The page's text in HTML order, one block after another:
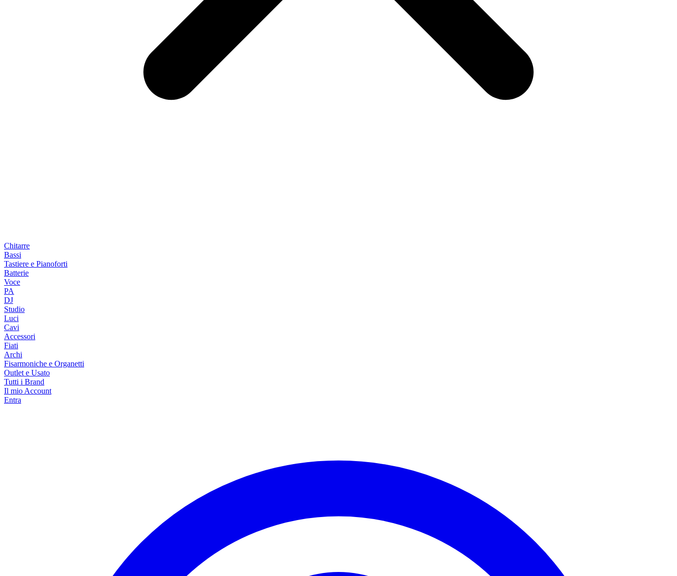
Chitarre
Bassi
Tastiere e Pianoforti
Batterie
Voce
PA
DJ
Studio
Luci
Cavi
Accessori
Fiati
Archi
Fisarmoniche e Organetti
Outlet e Usato
Tutti i Brand
Il mio Account
Entra